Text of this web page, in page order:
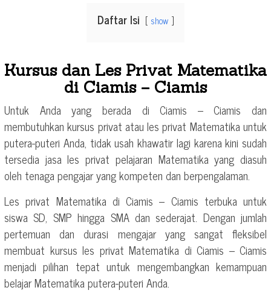
Daftar Isi show
Kursus dan Les Privat Matematika
di Ciamis – Ciamis
Untuk Anda yang berada di Ciamis – Ciamis dan
membutuhkan kursus privat atau les privat Matematika untuk
putera-puteri Anda, tidak usah khawatir lagi karena kini sudah
tersedia jasa les privat pelajaran Matematika yang diasuh
oleh tenaga pengajar yang kompeten dan berpengalaman.
Les privat Matematika di Ciamis – Ciamis terbuka untuk
siswa SD, SMP hingga SMA dan sederajat. Dengan jumlah
pertemuan dan durasi mengajar yang sangat fleksibel
membuat kursus les privat Matematika di Ciamis – Ciamis
menjadi pilihan tepat untuk mengembangkan kemampuan
belajar Matematika putera-puteri Anda.